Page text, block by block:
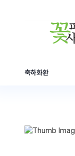
축하화환